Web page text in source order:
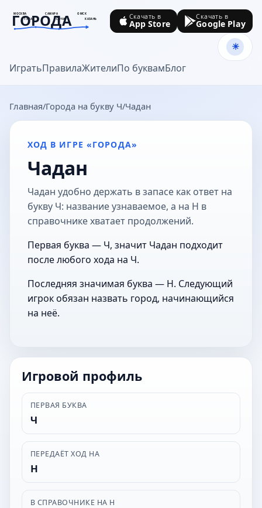
МОСКВА САМАРА
ОМСК
ТУЛА
СОЧИ КАЗАНЬ
ГОРОДА
goroda-na.ru
ИгратьПравилаЖителиПо буквамБлог
Скачать в
App Store
Скачать в
Google Play
Главная Города на букву Ч Чадан
ХОД В ИГРЕ «ГОРОДА»
Чадан
Чадан удобно держать в запасе как ответ на
букву Ч: название узнаваемое, а на Н в
справочнике хватает продолжений.
Первая буква — Ч, значит Чадан подходит
после любого хода на Ч.
Последняя значимая буква — Н. Следующий
игрок обязан назвать город, начинающийся
на неё.
Игровой профиль
ПЕРВАЯ БУКВА
Ч
ПЕРЕДАЁТ ХОД НА
Н
В СПРАВОЧНИКЕ НА Н